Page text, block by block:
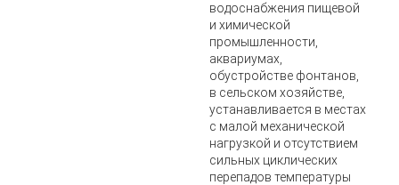
водоснабжения пищевой
и химической
промышленности,
аквариумах,
обустройстве фонтанов,
в сельском хозяйстве,
устанавливается в местах
с малой механической
нагрузкой и отсутствием
сильных циклических
перепадов температуры